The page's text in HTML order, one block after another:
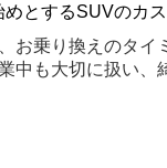
とするSUVのカ
お乗り換えのタ
中も大切に扱い、